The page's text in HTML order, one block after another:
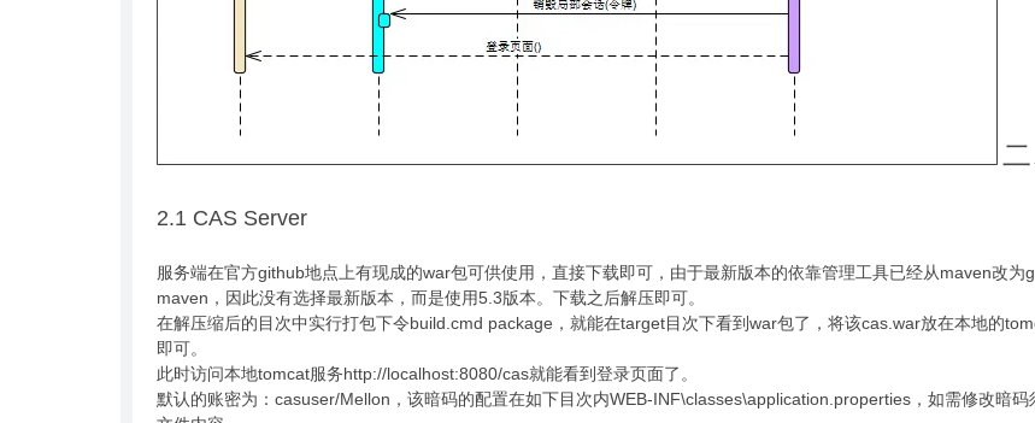
2.1 CAS Server
服务端在官方github地点上有现成的war包可供使用，直接下载即可，由于最新版本的依靠管理工具已经从maven改为
maven，因此没有选择最新版本，而是使用5.3版本。下载之后解压即可。
在解压缩后的目次中实行打包下令build.cmd package，就能在target目次下看到war包了，将该cas.war放在本地的
即可。
此时访问本地tomcat服务http://localhost:8080/cas就能看到登录页面了。
默认的账密为：casuser/Mellon，该暗码的配置在如下目次内WEB-INF\classes\application.properties，如需修改暗